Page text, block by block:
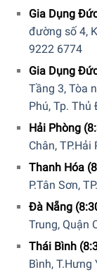
Khác xa với
Bán Âm có thể
gian chưa đầy
chương trình
1 sẽ giúp đạt
cho bát đĩa của
dụng với các
phút. Điều này
sạch ngay lập
chuẩn bị nhanh
Gia Dụng
đường số 4,
9222 6774
Gia Dụng
Tầng 3, Tòa
Phú, Tp. Thủ
Hải Phòng
Chân, TP.Hải
Thanh Hóa
P.Tân Sơn,
Đà Nẵng
Trung, Quận
Thái Bình
Bình, T.Hưng